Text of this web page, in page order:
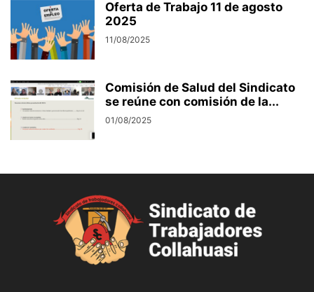
Oferta de Trabajo 11 de agosto
2025
11/08/2025
Comisión de Salud del Sindicato
se reúne con comisión de la...
01/08/2025